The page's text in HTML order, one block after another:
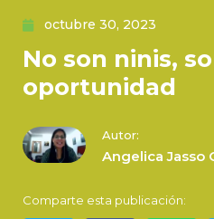
octubre 30, 2023
No son ninis,
oportunidad
Autor:
Angelica Jasso
Comparte esta publicación: